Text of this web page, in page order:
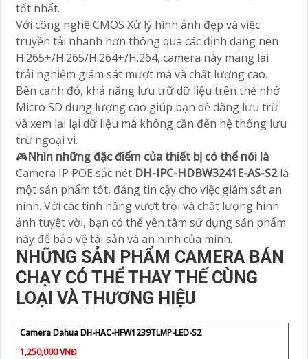
tốt nhất.
Với công nghệ CMOS Xử lý hình ảnh đẹp và việc
truyền tải nhanh hơn thông qua các định dạng nén
H.265+/H.265/H.264+/H.264, camera này mang lại
trải nghiệm giám sát mượt mà và chất lượng cao.
Bên cạnh đó, khả năng lưu trữ dữ liệu trên thẻ nhớ
Micro SD dung lượng cao giúp bạn dễ dàng lưu trữ
và xem lại lại dữ liệu mà không cần đến hệ thống lưu
trữ ngoại vi.
🎮Nhìn những đặc điểm của thiết bị có thể nói là
Camera IP POE sắc nét DH-IPC-HDBW3241E-AS-S2là
một sản phẩm tốt, đáng tin cậy cho việc giám sát an
ninh. Với các tính năng vượt trội và chất lượng hình
ảnh tuyệt vời, bạn có thể yên tâm sử dụng sản phẩm
này để bảo vệ tài sản và an ninh của mình.
NHỮNG SẢN PHẨM CAMERA BÁN
CHẠY CÓ THỂ THAY THẾ CÙNG
LOẠI VÀ THƯƠNG HIỆU
Camera Dahua DH-HAC-HFW1239TLMP-LED-S2
1,250,000 VNĐ